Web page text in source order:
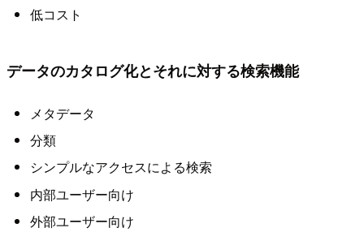
低コスト
データのカタログ化とそれに対する検索機能
メタデータ
分類
シンプルなアクセスによる検索
内部ユーザー向け
外部ユーザー向け